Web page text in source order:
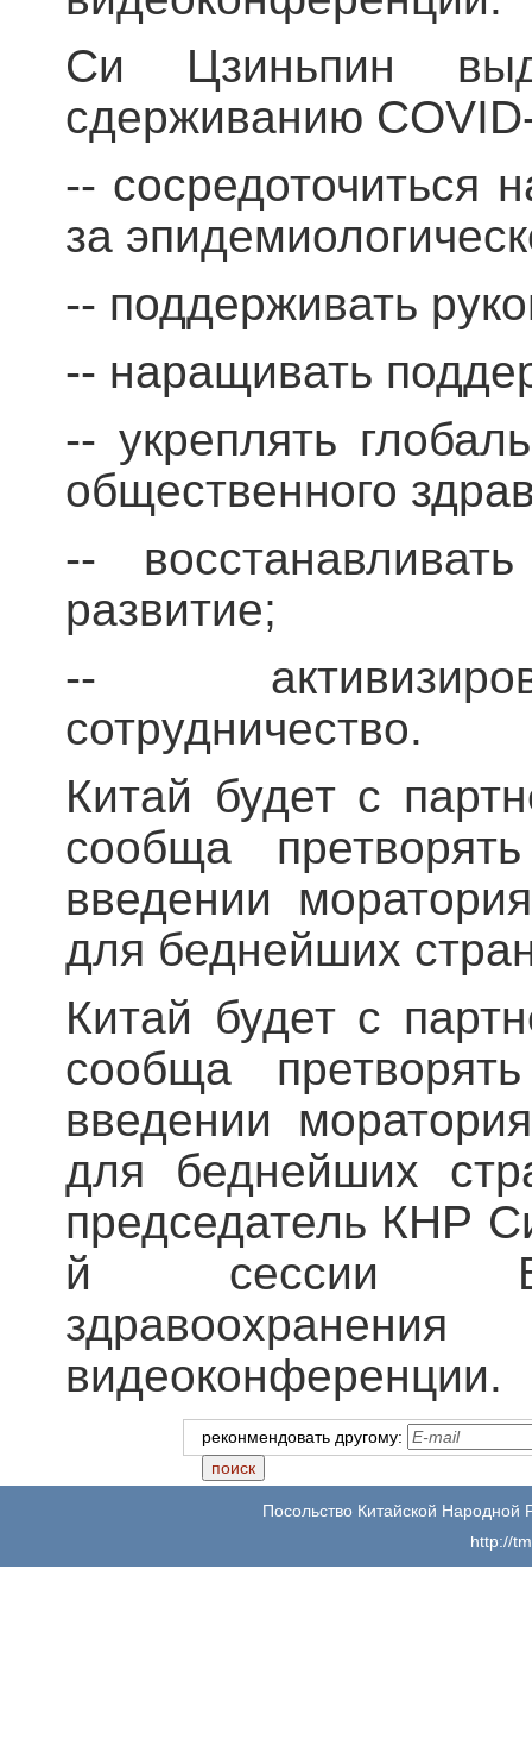
Си Цзиньпин
сдерживанию
-- сосредоточиться
за
-- поддерживать
-- наращивать
-- укреплять
общественного
--
развитие;
--
сотрудничество.
Китай будет с
сообща
введении
для беднейших
Китай будет с
сообща
введении
для беднейших
председатель КНР
й сессии
видеоконференции.
реконмендовать другому:
Посольство Китайской
http://